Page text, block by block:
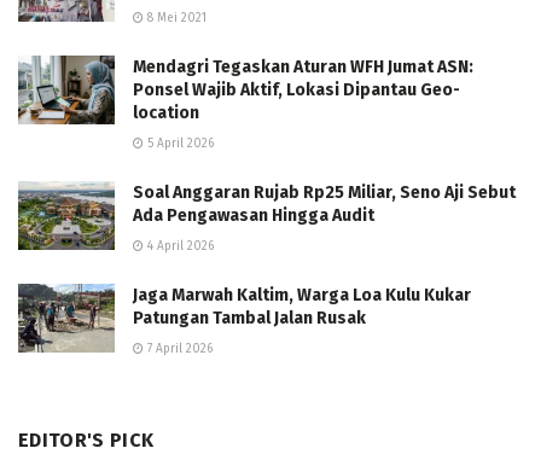
8 Mei 2021
Mendagri Tegaskan Aturan WFH Jumat ASN:
Ponsel Wajib Aktif, Lokasi Dipantau Geo-
location
5 April 2026
Soal Anggaran Rujab Rp25 Miliar, Seno Aji Sebut
Ada Pengawasan Hingga Audit
4 April 2026
Jaga Marwah Kaltim, Warga Loa Kulu Kukar
Patungan Tambal Jalan Rusak
7 April 2026
EDITOR'S PICK